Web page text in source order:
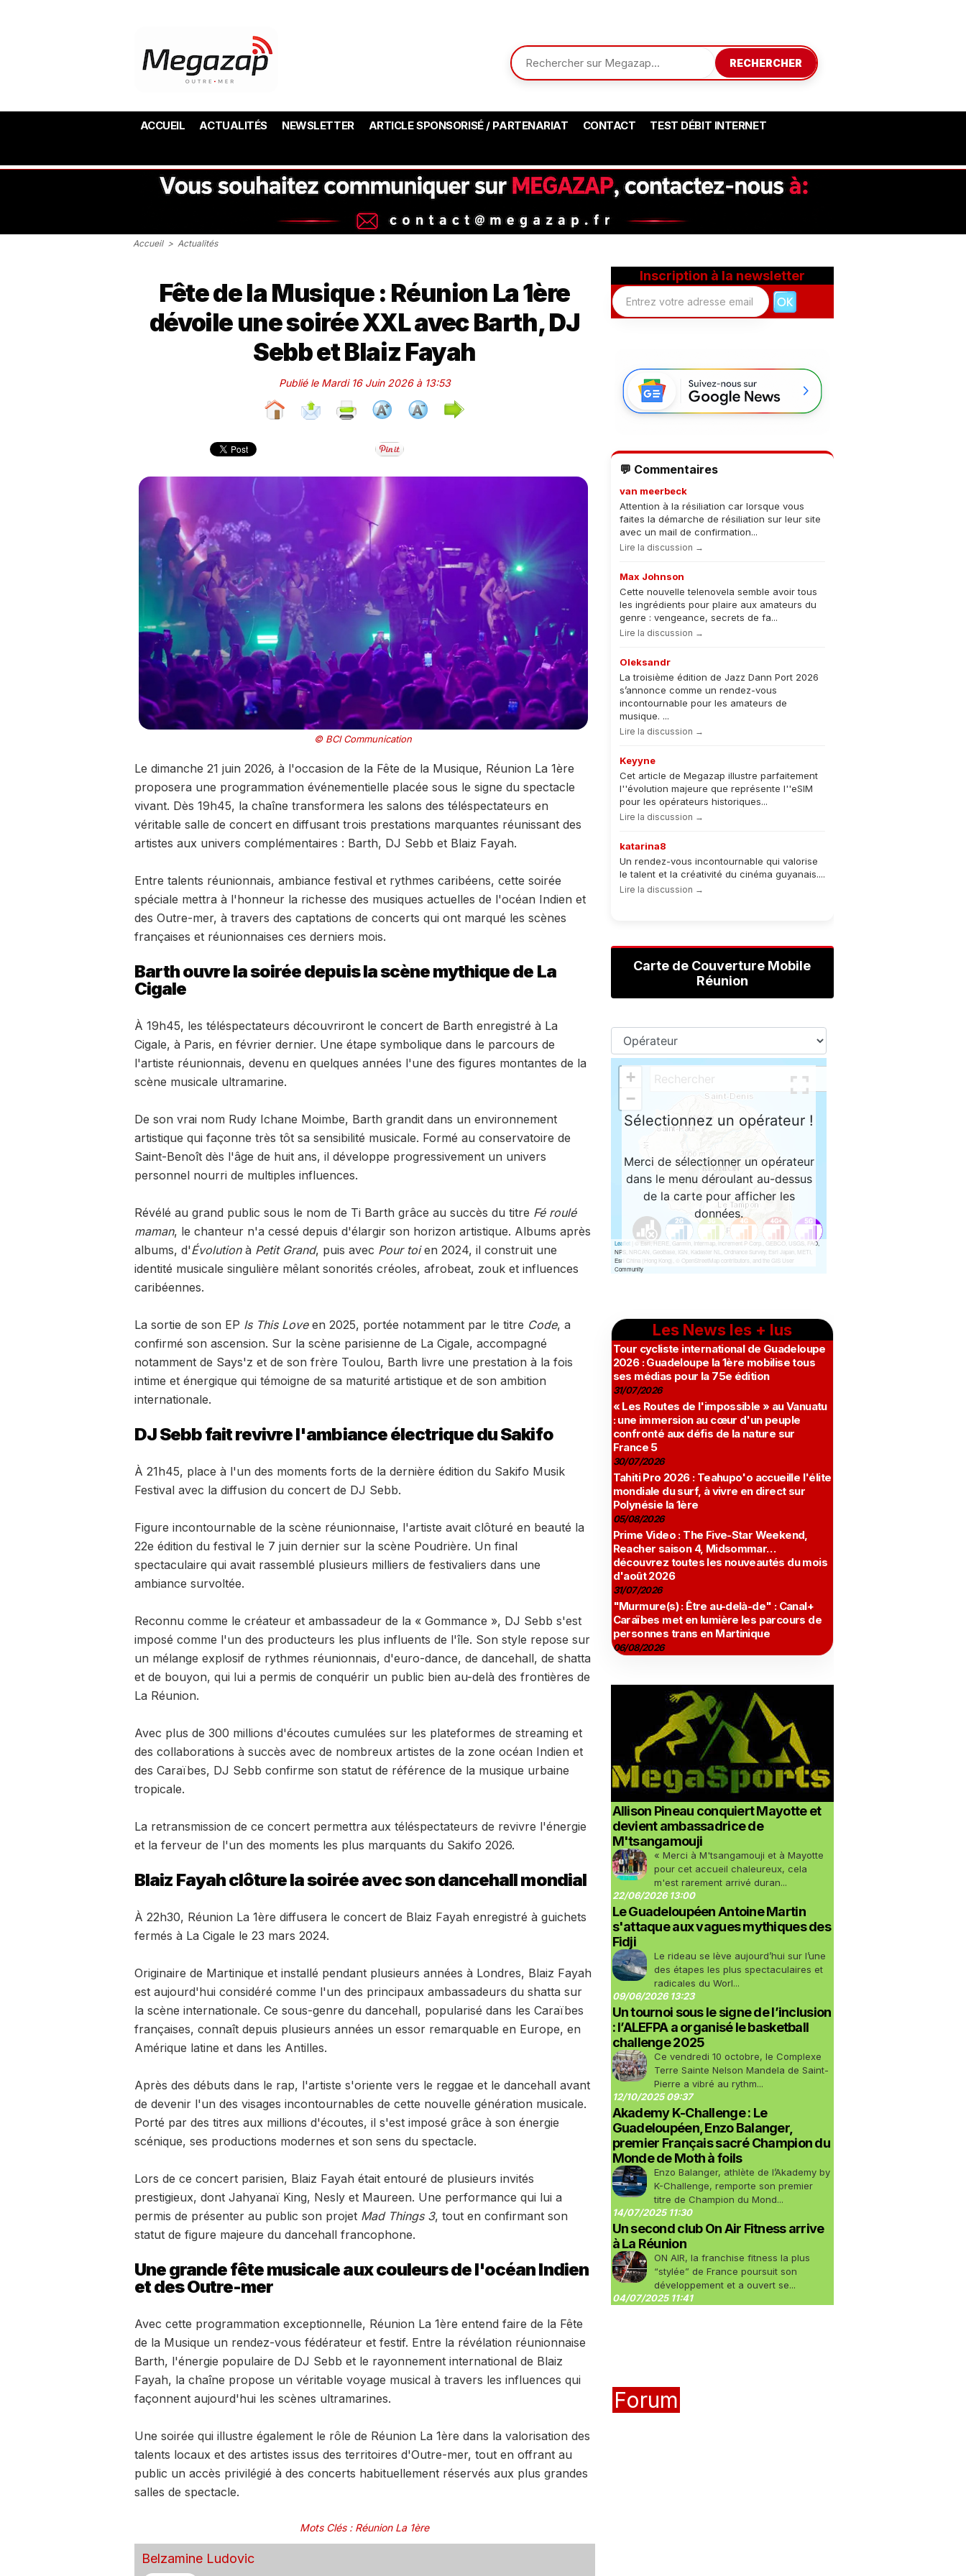
RECHERCHER
ACCUEIL ACTUALITÉS NEWSLETTER ARTICLE SPONSORISÉ / PARTENARIAT CONTACT TEST DÉBIT INTERNET
Accueil > Actualités
Fête de la Musique : Réunion La 1ère
dévoile une soirée XXL avec Barth, DJ
Sebb et Blaiz Fayah
Publié le Mardi 16 Juin 2026 à 13:53
© BCI Communication
Le dimanche 21 juin 2026, à l'occasion de la Fête de la Musique, Réunion La 1ère
proposera une programmation événementielle placée sous le signe du spectacle
vivant. Dès 19h45, la chaîne transformera les salons des téléspectateurs en
véritable salle de concert en diffusant trois prestations marquantes réunissant des
artistes aux univers complémentaires : Barth, DJ Sebb et Blaiz Fayah.
Entre talents réunionnais, ambiance festival et rythmes caribéens, cette soirée
spéciale mettra à l'honneur la richesse des musiques actuelles de l'océan Indien et
des Outre-mer, à travers des captations de concerts qui ont marqué les scènes
françaises et réunionnaises ces derniers mois.
Barth ouvre la soirée depuis la scène mythique de La
Cigale
À 19h45, les téléspectateurs découvriront le concert de Barth enregistré à La
Cigale, à Paris, en février dernier. Une étape symbolique dans le parcours de
l'artiste réunionnais, devenu en quelques années l'une des figures montantes de la
scène musicale ultramarine.
De son vrai nom Rudy Ichane Moimbe, Barth grandit dans un environnement
artistique qui façonne très tôt sa sensibilité musicale. Formé au conservatoire de
Saint-Benoît dès l'âge de huit ans, il développe progressivement un univers
personnel nourri de multiples influences.
Révélé au grand public sous le nom de Ti Barth grâce au succès du titre Fé roulé
maman, le chanteur n'a cessé depuis d'élargir son horizon artistique. Albums après
albums, d'Évolutionà Petit Grand, puis avec Pour toien 2024, il construit une
identité musicale singulière mêlant sonorités créoles, afrobeat, zouk et influences
caribéennes.
La sortie de son EP Is This Loveen 2025, portée notamment par le titre Code, a
confirmé son ascension. Sur la scène parisienne de La Cigale, accompagné
notamment de Says'z et de son frère Toulou, Barth livre une prestation à la fois
intime et énergique qui témoigne de sa maturité artistique et de son ambition
internationale.
DJ Sebb fait revivre l'ambiance électrique du Sakifo
À 21h45, place à l'un des moments forts de la dernière édition du Sakifo Musik
Festival avec la diffusion du concert de DJ Sebb.
Figure incontournable de la scène réunionnaise, l'artiste avait clôturé en beauté la
22e édition du festival le 7 juin dernier sur la scène Poudrière. Un final
spectaculaire qui avait rassemblé plusieurs milliers de festivaliers dans une
ambiance survoltée.
Reconnu comme le créateur et ambassadeur de la « Gommance », DJ Sebb s'est
imposé comme l'un des producteurs les plus influents de l'île. Son style repose sur
un mélange explosif de rythmes réunionnais, d'euro-dance, de dancehall, de shatta
et de bouyon, qui lui a permis de conquérir un public bien au-delà des frontières de
La Réunion.
Avec plus de 300 millions d'écoutes cumulées sur les plateformes de streaming et
des collaborations à succès avec de nombreux artistes de la zone océan Indien et
des Caraïbes, DJ Sebb confirme son statut de référence de la musique urbaine
tropicale.
La retransmission de ce concert permettra aux téléspectateurs de revivre l'énergie
et la ferveur de l'un des moments les plus marquants du Sakifo 2026.
Blaiz Fayah clôture la soirée avec son dancehall mondial
À 22h30, Réunion La 1ère diffusera le concert de Blaiz Fayah enregistré à guichets
fermés à La Cigale le 23 mars 2024.
Originaire de Martinique et installé pendant plusieurs années à Londres, Blaiz Fayah
est aujourd'hui considéré comme l'un des principaux ambassadeurs du shatta sur
la scène internationale. Ce sous-genre du dancehall, popularisé dans les Caraïbes
françaises, connaît depuis plusieurs années un essor remarquable en Europe, en
Amérique latine et dans les Antilles.
Après des débuts dans le rap, l'artiste s'oriente vers le reggae et le dancehall avant
de devenir l'un des visages incontournables de cette nouvelle génération musicale.
Porté par des titres aux millions d'écoutes, il s'est imposé grâce à son énergie
scénique, ses productions modernes et son sens du spectacle.
Lors de ce concert parisien, Blaiz Fayah était entouré de plusieurs invités
prestigieux, dont Jahyanaï King, Nesly et Maureen. Une performance qui lui a
permis de présenter au public son projet Mad Things 3, tout en confirmant son
statut de figure majeure du dancehall francophone.
Une grande fête musicale aux couleurs de l'océan Indien
et des Outre-mer
Avec cette programmation exceptionnelle, Réunion La 1ère entend faire de la Fête
de la Musique un rendez-vous fédérateur et festif. Entre la révélation réunionnaise
Barth, l'énergie populaire de DJ Sebb et le rayonnement international de Blaiz
Fayah, la chaîne propose un véritable voyage musical à travers les influences qui
façonnent aujourd'hui les scènes ultramarines.
Une soirée qui illustre également le rôle de Réunion La 1ère dans la valorisation des
talents locaux et des artistes issus des territoires d'Outre-mer, tout en offrant au
public un accès privilégié à des concerts habituellement réservés aux plus grandes
salles de spectacle.
Mots Clés: Réunion La 1ère
Belzamine Ludovic
Inscription à la newsletter
💬 Commentaires
van meerbeck
Attention à la résiliation car lorsque vous
faites la démarche de résiliation sur leur site
avec un mail de confirmation...
Lire la discussion →
Max Johnson
Cette nouvelle telenovela semble avoir tous
les ingrédients pour plaire aux amateurs du
genre : vengeance, secrets de fa...
Lire la discussion →
Oleksandr
La troisième édition de Jazz Dann Port 2026
s’annonce comme un rendez-vous
incontournable pour les amateurs de
musique. ...
Lire la discussion →
Keyyne
Cet article de Megazap illustre parfaitement
l''évolution majeure que représente l''eSIM
pour les opérateurs historiques...
Lire la discussion →
katarina8
Un rendez-vous incontournable qui valorise
le talent et la créativité du cinéma guyanais....
Lire la discussion →
Carte de Couverture Mobile
Réunion
Les News les + lus
Tour cycliste international de Guadeloupe
2026 : Guadeloupe la 1ère mobilise tous
ses médias pour la 75e édition
31/07/2026
« Les Routes de l'impossible » au Vanuatu
: une immersion au cœur d'un peuple
confronté aux défis de la nature sur
France 5
30/07/2026
Tahiti Pro 2026 : Teahupo'o accueille l'élite
mondiale du surf, à vivre en direct sur
Polynésie la 1ère
05/08/2026
Prime Video : The Five-Star Weekend,
Reacher saison 4, Midsommar…
découvrez toutes les nouveautés du mois
d'août 2026
31/07/2026
"Murmure(s) : Être au-delà-de" : Canal+
Caraïbes met en lumière les parcours de
personnes trans en Martinique
06/08/2026
Allison Pineau conquiert Mayotte et
devient ambassadrice de
M'tsangamouji
« Merci à M'tsangamouji et à Mayotte
pour cet accueil chaleureux, cela
m'est rarement arrivé duran...
22/06/2026 13:00
Le Guadeloupéen Antoine Martin
s'attaque aux vagues mythiques des
Fidji
Le rideau se lève aujourd’hui sur l’une
des étapes les plus spectaculaires et
radicales du Worl...
09/06/2026 13:23
Un tournoi sous le signe de l’inclusion
: l’ALEFPA a organisé le basketball
challenge 2025
Ce vendredi 10 octobre, le Complexe
Terre Sainte Nelson Mandela de Saint-
Pierre a vibré au rythm...
12/10/2025 09:37
Akademy K-Challenge : Le
Guadeloupéen, Enzo Balanger,
premier Français sacré Champion du
Monde de Moth à foils
Enzo Balanger, athlète de l’Akademy by
K-Challenge, remporte son premier
titre de Champion du Mond...
14/07/2025 11:30
Un second club On Air Fitness arrive
à La Réunion
ON AIR, la franchise fitness la plus
“stylée” de France poursuit son
développement et a ouvert se...
04/07/2025 11:41
Forum